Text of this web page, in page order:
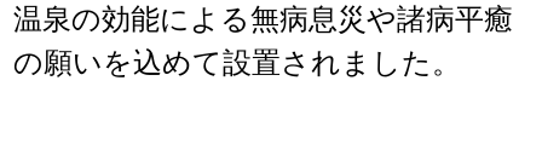
温泉の効能による無病息災や諸病平癒
の願いを込めて設置されました。